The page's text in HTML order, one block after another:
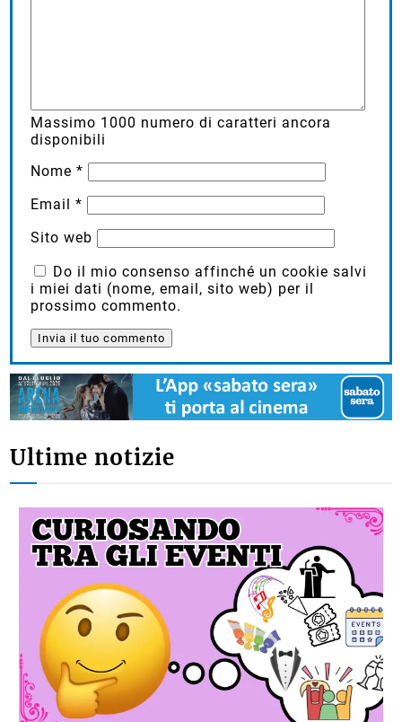
Massimo 1000 numero di caratteri ancora
disponibili
Nome*
Email*
Sito web
Do il mio consenso affinché un cookie salvi
i miei dati (nome, email, sito web) per il
prossimo commento.
Ultime notizie